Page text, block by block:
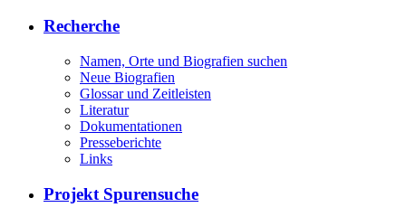
Recherche
Namen, Orte und Biografien suchen
Neue Biografien
Glossar und Zeitleisten
Literatur
Dokumentationen
Presseberichte
Links
Projekt Spurensuche